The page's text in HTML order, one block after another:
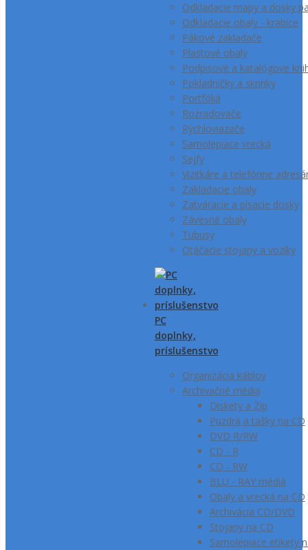
Odkladacie mapy a dosky
Odkladacie obaly - krabice
Pákové zakladače
Plastové obaly
Podpisové a katalógove
Pokladničky a skrinky
Portfóliá
Rozraďovače
Rýchloviazače
Samolepiace vrecká
Sejfy
Vizitkáre a telefónne
Zakladacie obaly
Zatváracie a písacie dosky
Závesné obaly
Tubusy
Otáčacie stojany a vozíky
PC
doplnky,
príslušenstvo
Organizácia káblov
Archivačné média
Diskety a Zip
Puzdrá a tašky na CD
DVD R/RW
CD - R
CD - RW
BLU - RAY médiá
Obaly a vrecká na CD
Archivácia CD/DVD
Stojany na CD
Samolepiace etikety